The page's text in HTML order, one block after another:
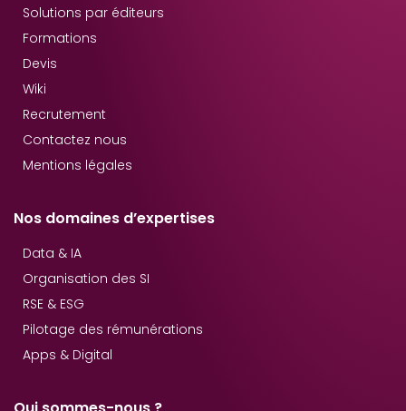
Solutions par éditeurs
Formations
Devis
Wiki
Recrutement
Contactez nous
Mentions légales
Nos domaines d’expertises
Data & IA
Organisation des SI
RSE & ESG
Pilotage des rémunérations
Apps & Digital